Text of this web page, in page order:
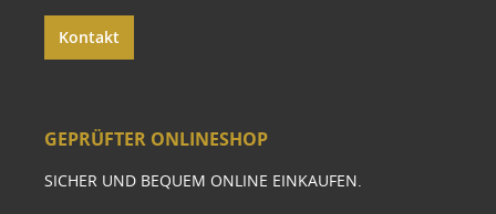
Kontakt
GEPRÜFTER ONLINESHOP
SICHER UND BEQUEM ONLINE EINKAUFEN.